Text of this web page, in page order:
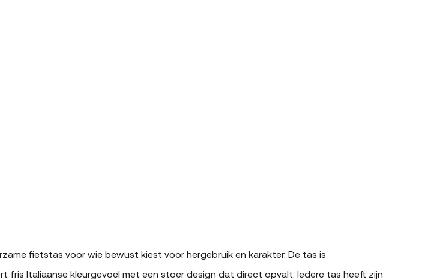
fietstas voor wie bewust kiest voor hergebruik en karakter. De tas is
Italiaanse kleurgevoel met een stoer design dat direct opvalt. Iedere tas heeft zijn